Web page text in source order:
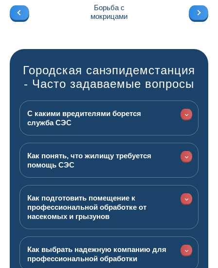
Борьба с
мокрицами
Городская санэпидемстанция
- Часто задаваемые вопросы
С какими вредителями борется
служба СЭС
Как понять, что жилищу требуется
помощь СЭС
Как подготовить помещение к
профессиональной обработке от
насекомых и грызунов
Как выбрать надежную компанию для
профессиональной обработки